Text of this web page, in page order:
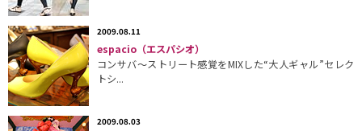
2009.08.11
espacio（エスパシオ）
コンサバ〜ストリート感覚をMIXした“大人ギャル”セレク
トシ...
2009.08.03